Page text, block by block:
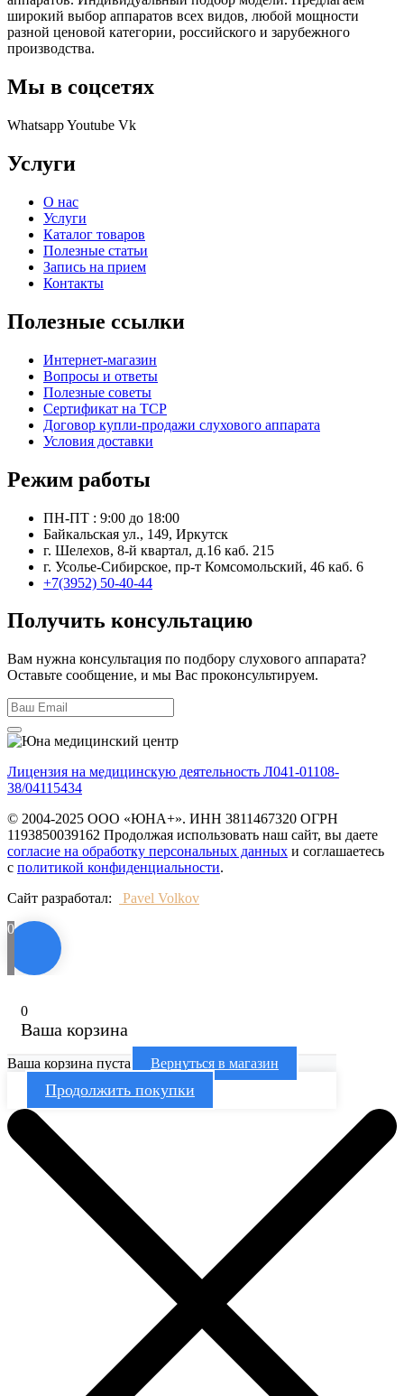
широкий выбор аппаратов всех видов, любой мощности
разной ценовой категории, российского и зарубежного
производства.
Мы в соцсетях
WhatsappYoutube Vk
Услуги
О нас
Услуги
Каталог товаров
Полезные статьи
Запись на прием
Контакты
Полезные ссылки
Интернет-магазин
Вопросы и ответы
Полезные советы
Сертификат на ТСР
Договор купли-продажи слухового аппарата
Условия доставки
Режим работы
ПН-ПТ : 9:00 до 18:00
Байкальская ул., 149, Иркутск
г. Шелехов, 8-й квартал, д.16 каб. 215
г. Усолье-Сибирское, пр-т Комсомольский, 46 каб. 6
+7(3952) 50-40-44
Получить консультацию
Вам нужна консультация по подбору слухового аппарата?
Оставьте сообщение, и мы Вас проконсультируем.
Лицензия на медицинскую деятельность Л041-01108-
38/04115434
© 2004-2025 ООО «ЮНА+». ИНН 3811467320 ОГРН
1193850039162 Продолжая использовать наш сайт, вы даете
согласие на обработку персональных данных и соглашаетесь
с политикой конфиденциальности.
Сайт разработал:
Pavel Volkov
0
0
Ваша корзина
Ваша корзина пуста Вернуться в магазин
Продолжить покупки